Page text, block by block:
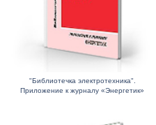
"Библиотечка электротехника".
Приложение к журналу «Энергетик»